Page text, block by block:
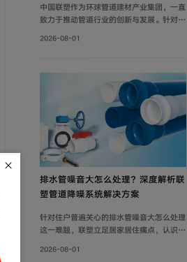
中国联塑作为环球管道建材产业集团，一直
致力于推动管道行业的创新与发展。针对矿
域，为解决煤矿井下钢制管道腐蚀严重、维
由耐磨层、聚乙烯内管层、钢帘线增强层、
聚乙烯外管层复合而成。
2026-08-01
排水管噪音大怎么处理？深度解析联
塑管道降噪系统解决方案
针对住户普遍关心的排水管噪音大怎么处理
这一难题，联塑立足居家居住痛点，认识到
水流传递的给周围环境带来的影响，付诸实
2026-08-01